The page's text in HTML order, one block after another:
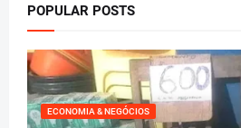
POPULAR POSTS
ECONOMIA & NEGÓCIOS